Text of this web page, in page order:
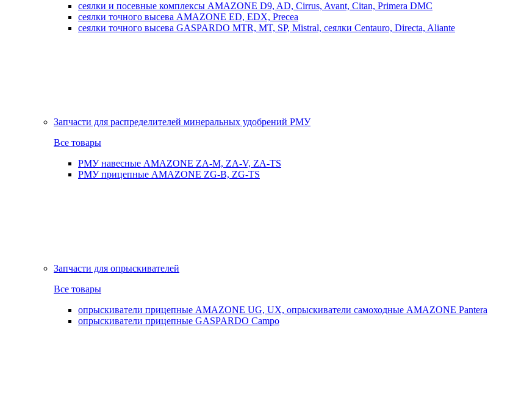
сеялки и посевные комплексы AMAZONE D9, AD, Cirrus, Avant, Citan, Primera DMC
сеялки точного высева AMAZONE ED, EDX, Precea
сеялки точного высева GASPARDO MTR, MT, SP, Mistral, сеялки Centauro, Directa, Aliante
Запчасти для распределителей минеральных удобрений РМУ
Все товары
РМУ навесные AMAZONE ZA-M, ZA-V, ZA-TS
РМУ прицепные AMAZONE ZG-B, ZG-TS
Запчасти для опрыскивателей
Все товары
опрыскиватели прицепные AMAZONE UG, UX, опрыскиватели самоходные AMAZONE Pantera
опрыскиватели прицепные GASPARDO Campo